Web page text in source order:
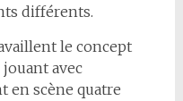
différents.
le concept
jouant avec
en scène quatre